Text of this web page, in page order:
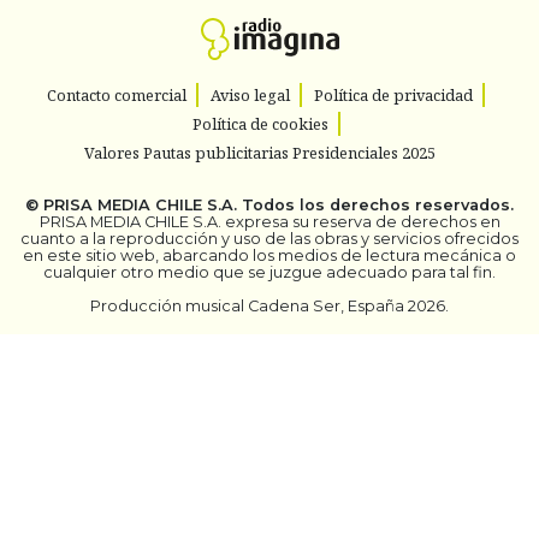
Contacto comercial Aviso legal
Política de privacidad
Política de cookies
Valores Pautas publicitarias Presidenciales 2025
© PRISA MEDIA CHILE S.A. Todos los derechos reservados.
PRISA MEDIA CHILE S.A. expresa su reserva de derechos en
cuanto a la reproducción y uso de las obras y servicios ofrecidos
en este sitio web, abarcando los medios de lectura mecánica o
cualquier otro medio que se juzgue adecuado para tal fin.
Producción musical Cadena Ser, España 2026.